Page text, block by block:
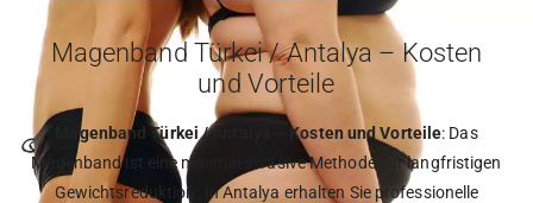
Magenband Türkei / Antalya – Kosten
und Vorteile
Magenband Türkei / Antalya – Kosten und Vorteile: Das
Magenband ist eine minimal-invasive Methode zur langfristigen
Gewichtsreduktion. In Antalya erhalten Sie professionelle